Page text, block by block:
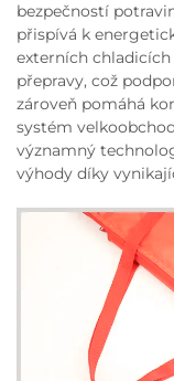
bezpečností
přispívá k
externích
přepravy, což
zároveň pomáhá
systém
významný
výhody díky